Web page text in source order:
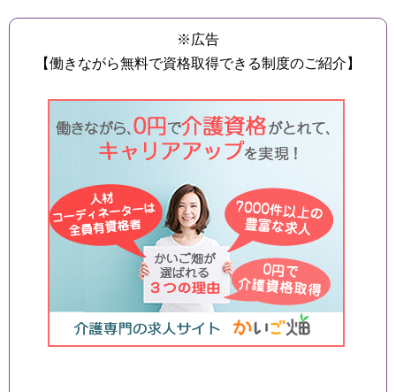
※広告
【働きながら無料で資格取得できる制度のご紹介】